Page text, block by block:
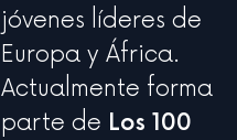
jóvenes líderes de
Europa y África.
Actualmente forma
parte de Los 100